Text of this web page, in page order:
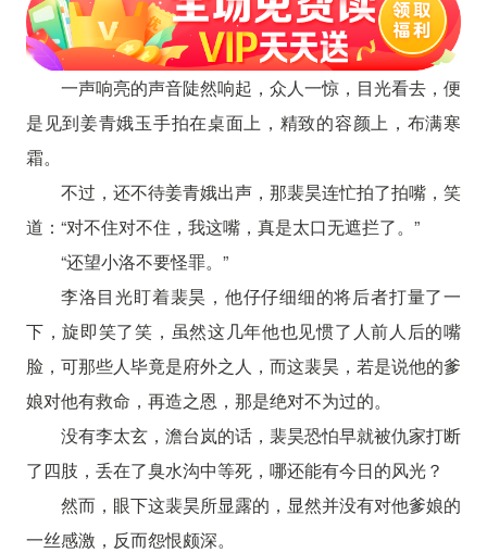
一声响亮的声音陡然响起，众人一惊，目光看去，便
是见到姜青娥玉手拍在桌面上，精致的容颜上，布满寒
霜。
不过，还不待姜青娥出声，那裴昊连忙拍了拍嘴，笑
道：“对不住对不住，我这嘴，真是太口无遮拦了。”
“还望小洛不要怪罪。”
李洛目光盯着裴昊，他仔仔细细的将后者打量了一
下，旋即笑了笑，虽然这几年他也见惯了人前人后的嘴
脸，可那些人毕竟是府外之人，而这裴昊，若是说他的爹
娘对他有救命，再造之恩，那是绝对不为过的。
没有李太玄，澹台岚的话，裴昊恐怕早就被仇家打断
了四肢，丢在了臭水沟中等死，哪还能有今日的风光？
然而，眼下这裴昊所显露的，显然并没有对他爹娘的
一丝感激，反而怨恨颇深。